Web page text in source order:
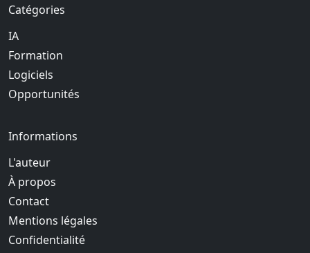
Catégories
IA
Formation
Logiciels
Opportunités
Informations
L'auteur
À propos
Contact
Mentions légales
Confidentialité